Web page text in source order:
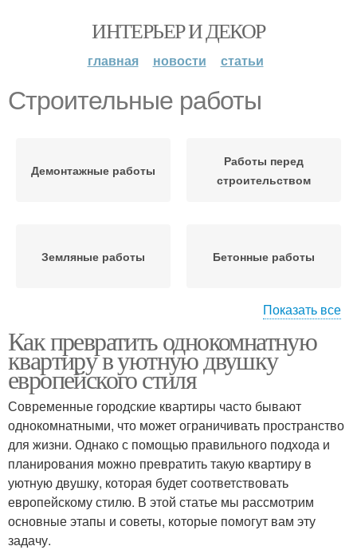
ИНТЕРЬЕР И ДЕКОР
главная новости статьи
Строительные работы
Демонтажные работы
Работы перед
строительством
Земляные работы Бетонные работы
Работа с раствором Уборочные работы
Будущие работы Строительные пески
Показать все
Как превратить однокомнатную
квартиру в уютную двушку
европейского стиля
Современные городские квартиры часто бывают
однокомнатными, что может ограничивать пространство
для жизни. Однако с помощью правильного подхода и
планирования можно превратить такую квартиру в
уютную двушку, которая будет соответствовать
европейскому стилю. В этой статье мы рассмотрим
основные этапы и советы, которые помогут вам эту
задачу.